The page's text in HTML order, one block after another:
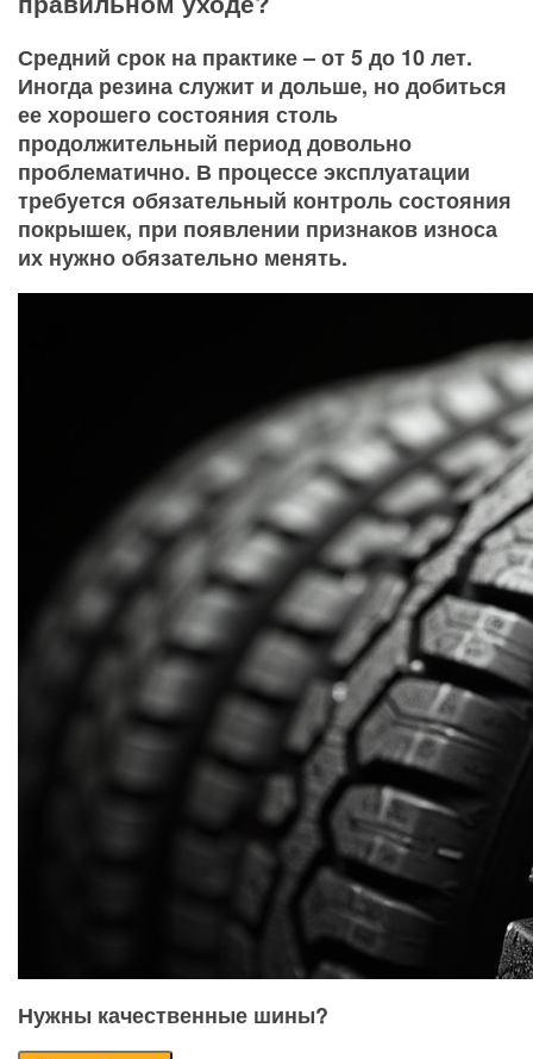
Средний срок на практике – от 5 до 10 лет.
Иногда резина служит и дольше, но добиться
ее хорошего состояния столь
продолжительный период довольно
проблематично. В процессе эксплуатации
требуется обязательный контроль состояния
покрышек, при появлении признаков износа
их нужно обязательно менять.
Нужны качественные шины?